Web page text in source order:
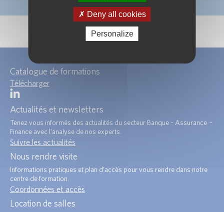
Catalogue de formations
Télécharger
Actualités et newsletters
Tenez vous informés des actualités du secteur Banque – Assurance –
Finance avec l’analyse de nos experts.
Suivre les actualités
Nous rendre visite
Informations pratiques et plan d’accès pour vous rendre dans notre
centre de formation.
Coordonnées et accès
Location de salles
Deny all cookies
Personalize